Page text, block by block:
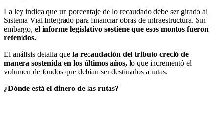
La ley indica que un porcentaje de lo recaudado debe ser girado al
Sistema Vial Integrado para financiar obras de infraestructura. Sin
embargo, el informe legislativo sostiene que esos montos fueron
retenidos.
El análisis detalla que la recaudación del tributo creció de
manera sostenida en los últimos años, lo que incrementó el
volumen de fondos que debían ser destinados a rutas.
¿Dónde está el dinero de las rutas?